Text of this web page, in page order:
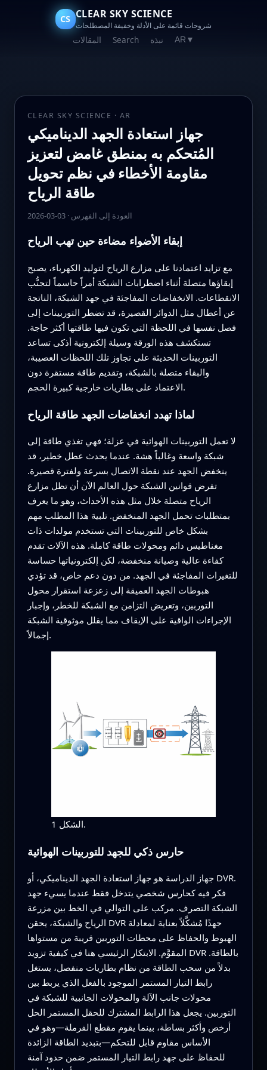
CS CLEAR SKY SCIENCE
شروحات قائمة على الأدلة وخفيفة المصطلحات
المقالات Search نبذة AR ▼
CLEAR SKY SCIENCE · AR
جهاز استعادة الجهد الديناميكي
المُتحكم به بمنطق غامض لتعزيز
مقاومة الأخطاء في نظم تحويل
طاقة الرياح
2026-03-03· العودة إلى الفهرس
إبقاء الأضواء مضاءة حين تهب الرياح
مع تزايد اعتمادنا على مزارع الرياح لتوليد الكهرباء، يصبح
إبقاؤها متصلة أثناء اضطرابات الشبكة أمراً حاسماً لتجنُّب
الانقطاعات. الانخفاضات المفاجئة في جهد الشبكة، الناتجة
عن أعطال مثل الدوائر القصيرة، قد تضطر التوربينات إلى
فصل نفسها في اللحظة التي تكون فيها طاقتها أكثر حاجة.
تستكشف هذه الورقة وسيلة إلكترونية أذكى تساعد
التوربينات الحديثة على تجاوز تلك اللحظات العصيبة،
والبقاء متصلة بالشبكة، وتقديم طاقة مستقرة دون
الاعتماد على بطاريات خارجية كبيرة الحجم.
لماذا تهدد انخفاضات الجهد طاقة الرياح
لا تعمل التوربينات الهوائية في عزلة؛ فهي تغذي طاقة إلى
شبكة واسعة وغالباً هشة. عندما يحدث عطل خطير، قد
ينخفض الجهد عند نقطة الاتصال بسرعة ولفترة قصيرة.
تفرض قوانين الشبكة حول العالم الآن أن تظل مزارع
الرياح متصلة خلال مثل هذه الأحداث، وهو ما يعرف
بمتطلبات تحمل الجهد المنخفض. تلبية هذا المطلب مهم
بشكل خاص للتوربينات التي تستخدم مولدات ذات
مغناطيس دائم ومحولات طاقة كاملة. هذه الآلات تقدم
كفاءة عالية وصيانة منخفضة، لكن إلكترونياتها حساسة
للتغيرات المفاجئة في الجهد. من دون دعم خاص، قد تؤدي
هبوطات الجهد العميقة إلى زعزعة استقرار محول
التوربين، وتعريض التزامن مع الشبكة للخطر، وإجبار
الإجراءات الواقية على الإيقاف مما يقلل موثوقية الشبكة
إجمالاً.
الشكل 1.
حارس ذكي للجهد للتوربينات الهوائية
جهاز الدراسة هو جهاز استعادة الجهد الديناميكي، أو DVR.
فكر فيه كحارس شخصي يتدخل فقط عندما يسيء جهد
الشبكة التصرف. مركب على التوالي في الخط بين مزرعة
الرياح والشبكة، يحقن DVR جهدًا مُشكَّلاً بعناية لمعادلة
الهبوط والحفاظ على محطات التوربين قريبة من مستواها
المقوَّم. الابتكار الرئيسي هنا في كيفية تزويد DVR بالطاقة.
بدلاً من سحب الطاقة من نظام بطاريات منفصل، يستغل
رابط التيار المستمر الموجود بالفعل الذي يربط بين
محولات جانب الآلة والمحولات الجانبية للشبكة في
التوربين. يجعل هذا الرابط المشترك للحقل المستمر الحل
أرخص وأكثر بساطة، بينما يقوم مقطع الفرملة—وهو في
الأساس مقاوم قابل للتحكم—بتبديد الطاقة الزائدة
للحفاظ على جهد رابط التيار المستمر ضمن حدود آمنة